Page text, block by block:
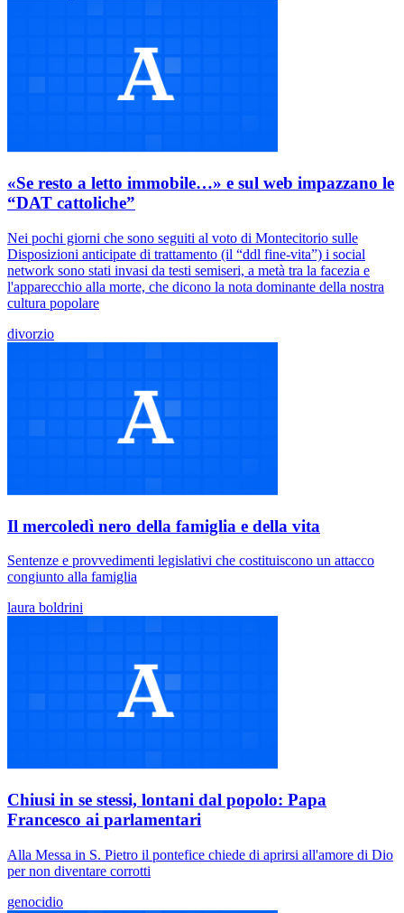
«Se resto a letto immobile…» e sul web impazzano le
“DAT cattoliche”
Nei pochi giorni che sono seguiti al voto di Montecitorio sulle
Disposizioni anticipate di trattamento (il “ddl fine-vita”) i social
network sono stati invasi da testi semiseri, a metà tra la facezia e
l'apparecchio alla morte, che dicono la nota dominante della nostra
cultura popolare
divorzio
Il mercoledì nero della famiglia e della vita
Sentenze e provvedimenti legislativi che costituiscono un attacco
congiunto alla famiglia
laura boldrini
Chiusi in se stessi, lontani dal popolo: Papa
Francesco ai parlamentari
Alla Messa in S. Pietro il pontefice chiede di aprirsi all'amore di Dio
per non diventare corrotti
genocidio